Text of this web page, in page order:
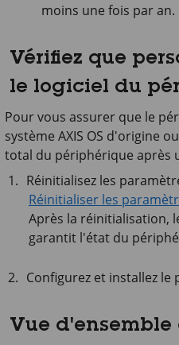
moins une fois par an.
Vérifiez que
le logiciel du
Pour vous assurer que le
système AXIS OS d'origine
total du périphérique après
Réinitialisez les
Réinitialiser les
Après la réinitialisation,
garantit l'état du
Configurez et installez le
Vue